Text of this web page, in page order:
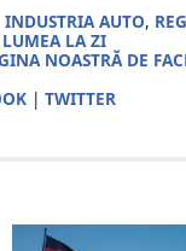
INDUSTRIA AUTO,
LUMEA LA ZI
NOASTRĂ DE
|TWITTER